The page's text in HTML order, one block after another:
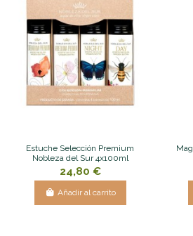
Estuche Selección Premium
Nobleza del Sur 4x100ml
24,80 €
Añadir al carrito